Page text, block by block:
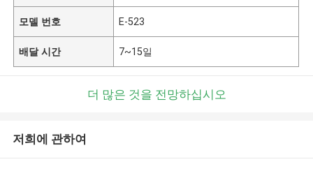
모델 번호 E-523
배달 시간 7~15일
더 많은 것을 전망하십시오
저희에 관하여